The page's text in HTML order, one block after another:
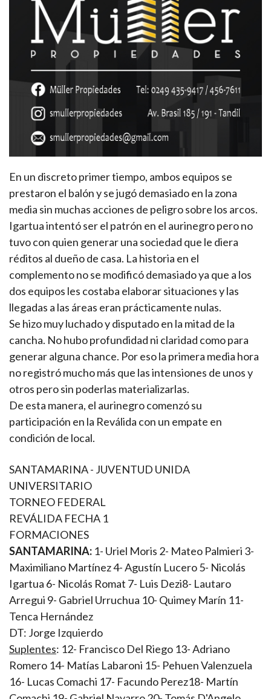
En un discreto primer tiempo, ambos equipos se
prestaron el balón y se jugó demasiado en la zona
media sin muchas acciones de peligro sobre los arcos.
Igartua intentó ser el patrón en el aurinegro pero no
tuvo con quien generar una sociedad que le diera
réditos al dueño de casa. La historia en el
complemento no se modificó demasiado ya que a los
dos equipos les costaba elaborar situaciones y las
llegadas a las áreas eran prácticamente nulas.
Se hizo muy luchado y disputado en la mitad de la
cancha. No hubo profundidad ni claridad como para
generar alguna chance. Por eso la primera media hora
no registró mucho más que las intensiones de unos y
otros pero sin poderlas materializarlas.
De esta manera, el aurinegro comenzó su
participación en la Reválida con un empate en
condición de local.
SANTAMARINA - JUVENTUD UNIDA
UNIVERSITARIO
TORNEO FEDERAL
REVÁLIDA FECHA 1
FORMACIONES
SANTAMARINA: 1- Uriel Moris 2- Mateo Palmieri 3-
Maximiliano Martínez 4- Agustín Lucero 5- Nicolás
Igartua 6- Nicolás Romat 7- Luis Dezi8- Lautaro
Arregui 9- Gabriel Urruchua 10- Quimey Marín 11-
Tenca Hernández
DT: Jorge Izquierdo
Suplentes: 12- Francisco Del Riego 13- Adriano
Romero 14- Matías Labaroni 15- Pehuen Valenzuela
16- Lucas Comachi 17- Facundo Perez18- Martín